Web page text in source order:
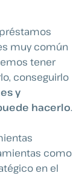
muy común
tener
conseguirlo
y
hacerlo.
como
en el